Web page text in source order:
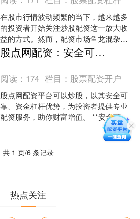
在股市行情波动频繁的当下，越来越多
的投资者开始关注炒股配资这一放大收
益的方式。然而，配资市场鱼龙混杂，
如何确保炒股配资安全、选择正规平台
规避风险，成为每位投资者....
股点网配资：安全可靠，资金杠杆，助你财富增值
阅读： 174 栏目： 股票配资开户
股点网配资平台可以炒股，以其安全可
靠、资金杠杆优势，为投资者提供专业
配资服务，助你财富增值。 **安全可靠**
股点网配资平台采用先进的风控系统，
共 1 页/6 条记录
热点关注